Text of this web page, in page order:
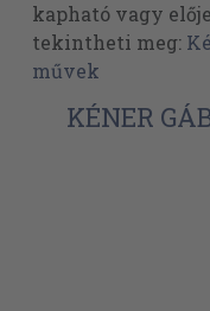
kapható vagy
tekintheti meg:
művek
KÉNER